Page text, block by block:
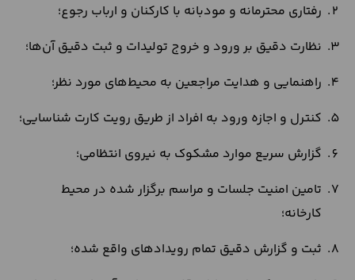
رفتاری محترمانه و مودبانه با کارکنان و ارباب رجوع؛
نظارت دقیق بر ورود و خروج تولیدات و ثبت دقیق آن‌ها؛
راهنمایی و هدایت مراجعین به محیط‌های مورد نظر؛
کنترل و اجازه ورود به افراد از طریق رویت کارت شناسایی؛
گزارش سریع موارد مشکوک به نیروی انتظامی؛
تامین امنیت جلسات و مراسم‌ برگزار شده در محیط
کارخانه؛
ثبت و گزارش دقیق تمام رویدادهای واقع شده؛